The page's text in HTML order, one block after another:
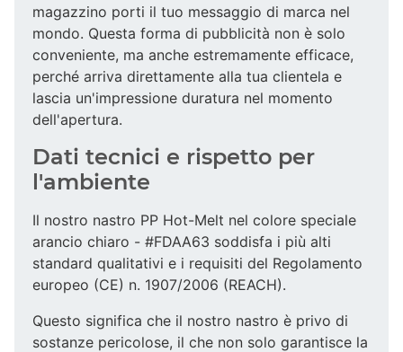
magazzino porti il tuo messaggio di marca nel
mondo. Questa forma di pubblicità non è solo
conveniente, ma anche estremamente efficace,
perché arriva direttamente alla tua clientela e
lascia un'impressione duratura nel momento
dell'apertura.
Dati tecnici e rispetto per
l'ambiente
Il nostro nastro PP Hot-Melt nel colore speciale
arancio chiaro - #FDAA63 soddisfa i più alti
standard qualitativi e i requisiti del Regolamento
europeo (CE) n. 1907/2006 (REACH).
Questo significa che il nostro nastro è privo di
sostanze pericolose, il che non solo garantisce la